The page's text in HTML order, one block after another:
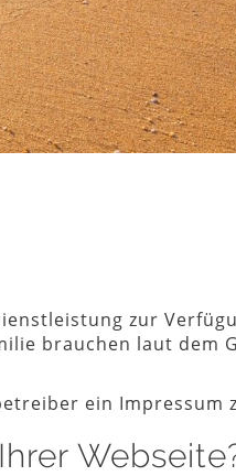
zur
brauchen laut dem
ein Impressum